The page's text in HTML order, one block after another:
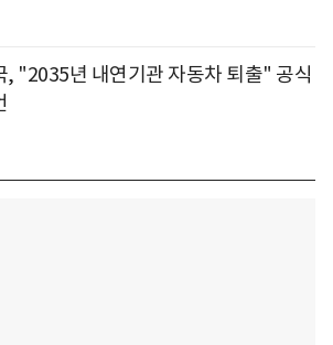
, "2035년 내연기관 자동차 퇴출" 공식